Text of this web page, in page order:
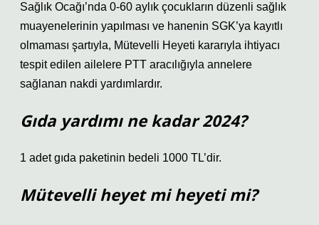
Sağlık Ocağı’nda 0-60 aylık çocukların düzenli sağlık
muayenelerinin yapılması ve hanenin SGK’ya kayıtlı
olmaması şartıyla, Mütevelli Heyeti kararıyla ihtiyacı
tespit edilen ailelere PTT aracılığıyla annelere
sağlanan nakdi yardımlardır.
Gıda yardımı ne kadar 2024?
1 adet gıda paketinin bedeli 1000 TL’dir.
Mütevelli heyet mi heyeti mi?